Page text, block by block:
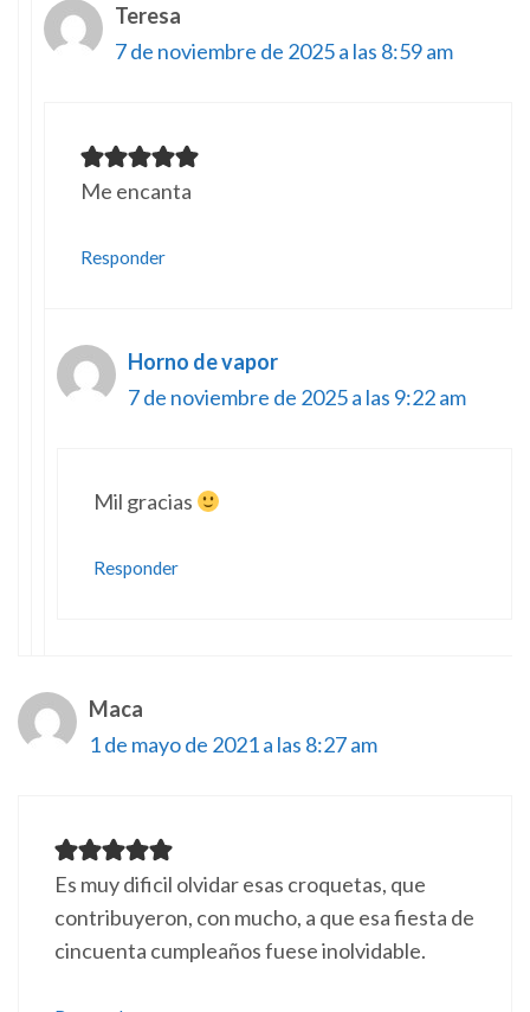
Teresa
7 de noviembre de 2025 a las 8:59 am
Me encanta
Responder
Horno de vapor
7 de noviembre de 2025 a las 9:22 am
Mil gracias
Responder
Maca
1 de mayo de 2021 a las 8:27 am
Es muy dificil olvidar esas croquetas, que
contribuyeron, con mucho, a que esa fiesta de
cincuenta cumpleaños fuese inolvidable.